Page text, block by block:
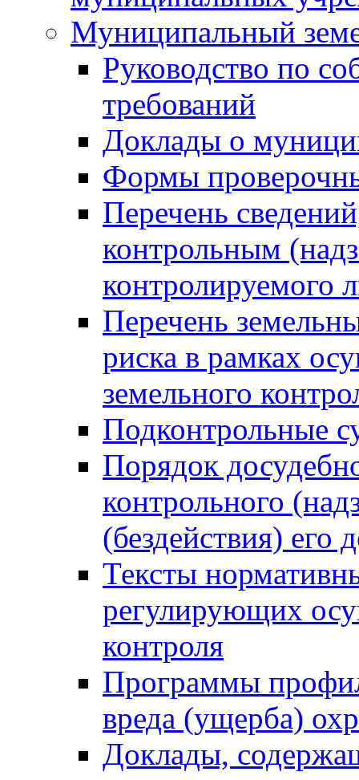
Муниципальный
Руководство по
требований
Доклады о
Формы
Перечень
контрольным
контролируемого
Перечень
риска в рамках
земельного
Подконтрольные
Порядок
контрольного
(бездействия)
Тексты
регулирующих
контроля
Программы
вреда (ущерба)
Доклады,